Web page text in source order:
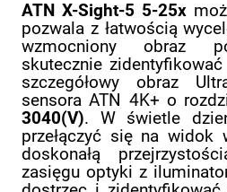
ATN X-Sight-5 5-25x
pozwala z łatwością
wzmocniony obraz
skutecznie
szczegółowy obraz
sensora ATN 4K+ o
3040(V). W świetle
przełączyć się na widok
doskonałą
zasięgu optyki z